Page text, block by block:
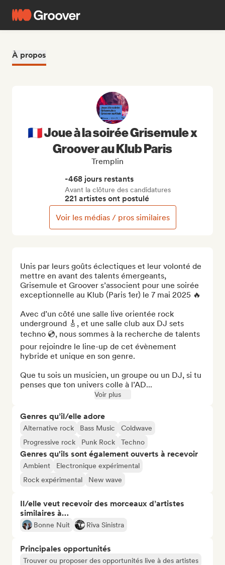
À propos
Unis par leurs goûts éclectiques et leur volonté de
mettre en avant des talents émergeants,
Grisemule et Groover s’associent pour une soirée
exceptionnelle au Klub (Paris 1er) le 7 mai 2025 🔥
Avec d’un côté une salle live orientée rock
underground 🎸, et une salle club aux DJ sets
techno 💿, nous sommes à la recherche de talents
pour rejoindre le line-up de cet évènement
hybride et unique en son genre.
Que tu sois un musicien, un groupe ou un DJ, si tu
penses que ton univers colle à l’AD...
Voir plus
Genres qu’il/elle adore
Alternative rock Bass Music
Coldwave
Progressive rock
Punk Rock Techno
Genres qu'ils sont également ouverts à recevoir
Ambient
Electronique expérimental
Rock expérimental
New wave
Il/elle veut recevoir des morceaux d’artistes
similaires à…
Bonne Nuit Riva Sinistra
Principales opportunités
Trouver ou proposer des opportunités live à des artistes
🇫🇷 Joue à la soirée Grisemule x
Groover au Klub Paris
Tremplin
-468 jours restants
Avant la clôture des candidatures
221 artistes ont postulé
Voir les médias / pros similaires